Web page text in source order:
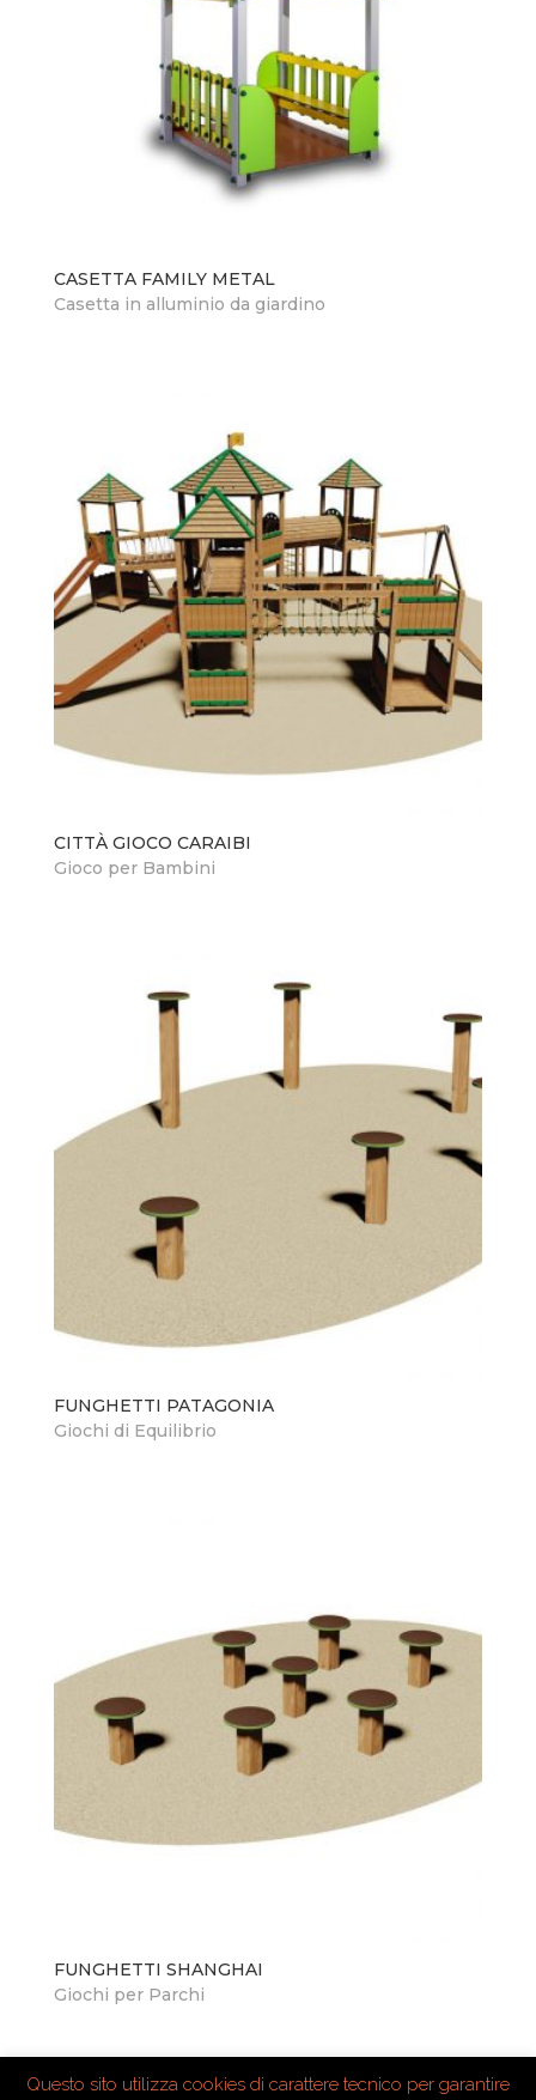
CASETTA FAMILY METAL
Casetta in alluminio da giardino
CITTÀ GIOCO CARAIBI
Gioco per Bambini
FUNGHETTI PATAGONIA
Giochi di Equilibrio
FUNGHETTI SHANGHAI
Giochi per Parchi
Questo sito utilizza cookies di carattere tecnico per garantire